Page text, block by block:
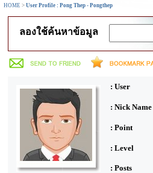
HOME > User Profile : Pong Thep - Pongthep
ลองใช้ค้นหาข้อมูล
: User
: Nick Name
: Point
: Level
: Posts